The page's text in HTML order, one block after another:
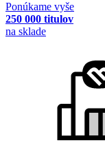
Ponúkame vyše
250 000 titulov
na sklade